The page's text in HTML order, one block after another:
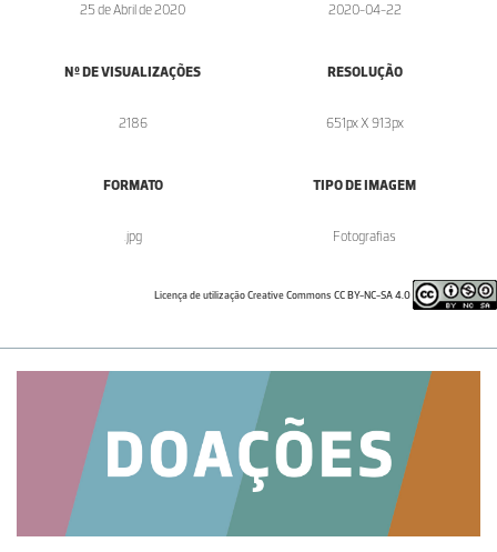
25 de Abril de 2020 2020-04-22
Nº DE VISUALIZAÇÕES
2186
RESOLUÇÃO
651px X 913px
FORMATO
.jpg
TIPO DE IMAGEM
Fotografias
Licença de utilização Creative Commons CC BY-NC-SA 4.0